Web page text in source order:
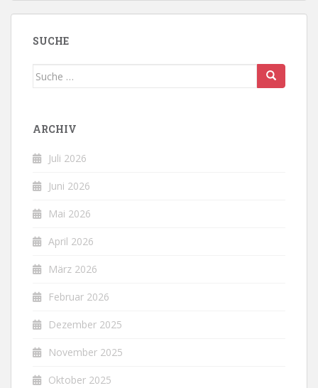
SUCHE
Suche
ARCHIV
Juli 2026
Juni 2026
Mai 2026
April 2026
März 2026
Februar 2026
Dezember 2025
November 2025
Oktober 2025